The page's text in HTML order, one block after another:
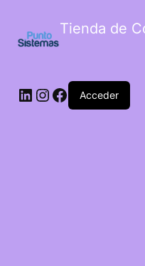
Tienda de
Acceder